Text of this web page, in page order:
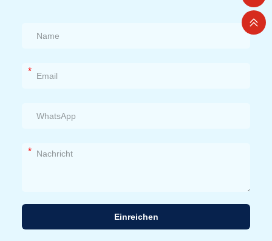
*
*
Einreichen